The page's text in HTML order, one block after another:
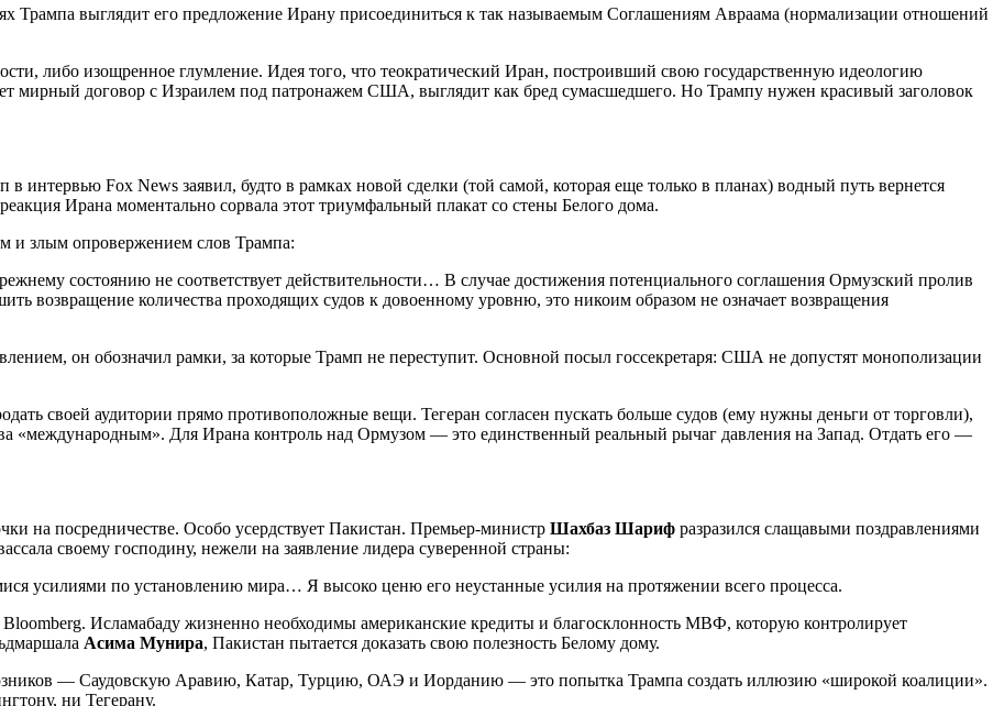
Трампа выглядит его предложение Ирану присоединиться к так называемым Соглашениям Авраама (нормализации отношений
либо изощренное глумление. Идея того, что теократический Иран, построивший свою государственную идеологию
мирный договор с Израилем под патронажем США, выглядит как бред сумасшедшего. Но Трампу нужен красивый заголовок
Fox News заявил, будто в рамках новой сделки (той самой, которая еще только в планах) водный путь вернется
Ирана моментально сорвала этот триумфальный плакат со стены Белого дома.
и злым опровержением слов Трампа:
состоянию не соответствует действительности… В случае достижения потенциального соглашения Ормузский пролив
возвращение количества проходящих судов к довоенному уровню, это никоим образом не означает возвращения
он обозначил рамки, за которые Трамп не переступит. Основной посыл госсекретаря: США не допустят монополизации
своей аудитории прямо противоположные вещи. Тегеран согласен пускать больше судов (ему нужны деньги от торговли),
«международным». Для Ирана контроль над Ормузом — это единственный реальный рычаг давления на Запад. Отдать его —
на посредничестве. Особо усердствует Пакистан. Премьер-министр Шахбаз Шариф разразился слащавыми поздравлениями
своему господину, нежели на заявление лидера суверенной страны:
усилиями по установлению мира… Я высоко ценю его неустанные усилия на протяжении всего процесса.
Исламабаду жизненно необходимы американские кредиты и благосклонность МВФ, которую контролирует
Асима Мунира, Пакистан пытается доказать свою полезность Белому дому.
— Саудовскую Аравию, Катар, Турцию, ОАЭ и Иорданию — это попытка Трампа создать иллюзию «широкой коалиции».
ни Тегерану.